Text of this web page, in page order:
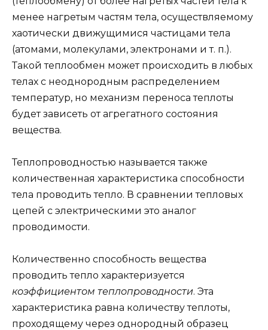
менее нагретым частям тела, осуществляемому
хаотически движущимися частицами тела
(атомами, молекулами, электронами и т. п.).
Такой теплообмен может происходить в любых
телах с неоднородным распределением
температур, но механизм переноса теплоты
будет зависеть от агрегатного состояния
вещества.
Теплопроводностью называется также
количественная характеристика способности
тела проводить тепло. В сравнении тепловых
цепей с электрическими это аналог
проводимости.
Количественно способность вещества
проводить тепло характеризуется
коэффициентом теплопроводности. Эта
характеристика равна количеству теплоты,
проходящему через однородный образец